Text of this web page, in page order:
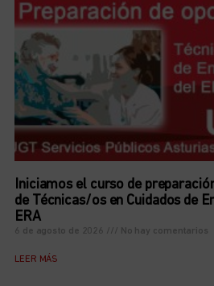
Iniciamos el curso de
de Técnicas/os en Cuidados de
ERA
6 de agosto de 2026 No hay comentarios
LEER MÁS